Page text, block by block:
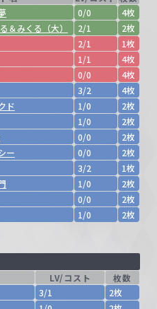
0/0
4枚
＆みくる（大） 2/1
2枚
2/1
1枚
1/1
4枚
0/0
4枚
3/2
4枚
ド 1/0
2枚
1/0
2枚
0/0
2枚
ー 0/0
2枚
3/2
1枚
1/0
2枚
0/0
2枚
1/0 2枚
LV/コスト
枚数
3/1
2枚